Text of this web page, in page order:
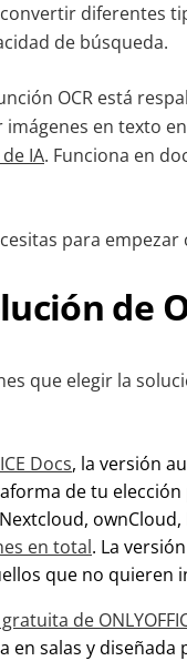
diferentes
de búsqueda.
función OCR está
en texto
IA. Funciona en
para empezar
de
que elegir la
Docs, la versión
de tu
ownCloud,
en total. La
que no quieren
de
en salas y